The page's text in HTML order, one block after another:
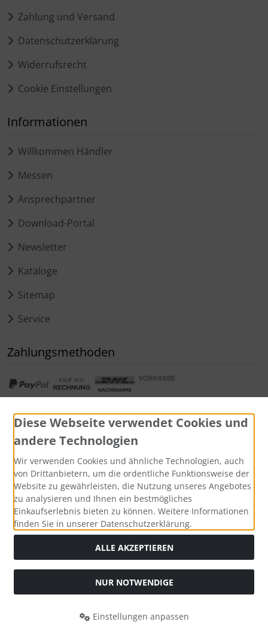
Zahlung und Versand
Datenschutzerklärung
Widerrufsrecht
Cookie Einstellungen
Informationen
Willkommen Händler
Messen
Ansprechpartner
Download-Portal
Newsletter
Kataloge
Sitemap
Service
Zahlungsmethoden
Alle Preise inkl. gesetzl. MwSt. zzgl.Versandkosten
durchgestrichenen Preise entsprechen dem bisherigen Preis
Tushita PaperArt GmbH © 2026 | Template © 2026 by Karl
Diese Webseite verwendet Cookies und
andere Technologien
Wir verwenden Cookies und ähnliche Technologien, auch
von Drittanbietern, um die ordentliche Funktionsweise der
Website zu gewährleisten, die Nutzung unseres Angebotes
zu analysieren und Ihnen ein bestmögliches
Einkaufserlebnis bieten zu können. Weitere Informationen
finden Sie in unserer Datenschutzerklärung.
ALLE AKZEPTIEREN
NUR NOTWENDIGE
Einstellungen anpassen